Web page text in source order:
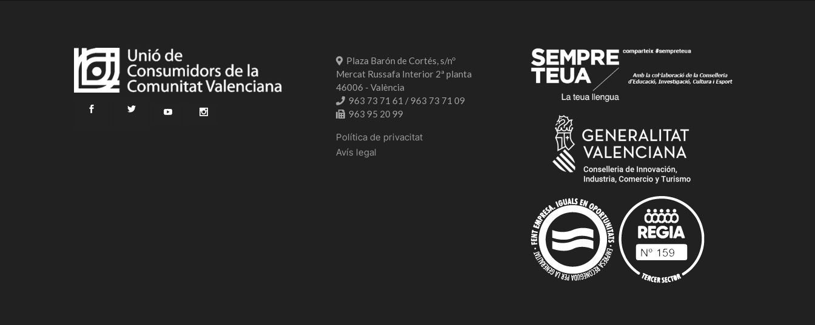
Plaza Barón de Cortés, s/nº
Mercat Russafa Interior 2ª planta
46006 - València
963 73 71 61 / 963 73 71 09
963 95 20 99
Política de privacitat
Avís legal